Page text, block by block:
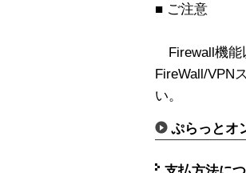
■ ご注意
Firewall機能
FireWall/VPN
い。
ぷらっとオ